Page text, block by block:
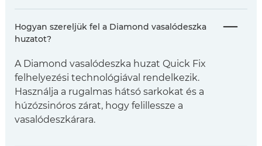
Hogyan szereljük fel a Diamond vasalódeszka
huzatot?
A Diamond vasalódeszka huzat Quick Fix
felhelyezési technológiával rendelkezik.
Használja a rugalmas hátsó sarkokat és a
húzózsinóros zárat, hogy felillessze a
vasalódeszkárara.